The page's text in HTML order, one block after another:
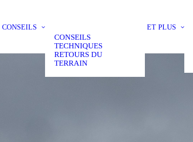
CONSEILS
CONSEILS
TECHNIQUES
RETOURS DU
TERRAIN
ET PLUS